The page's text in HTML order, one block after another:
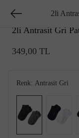
GEORGE HOGG
2li Antrasit Gri
349,00 TL
Renk: Antrasit Gri
2li